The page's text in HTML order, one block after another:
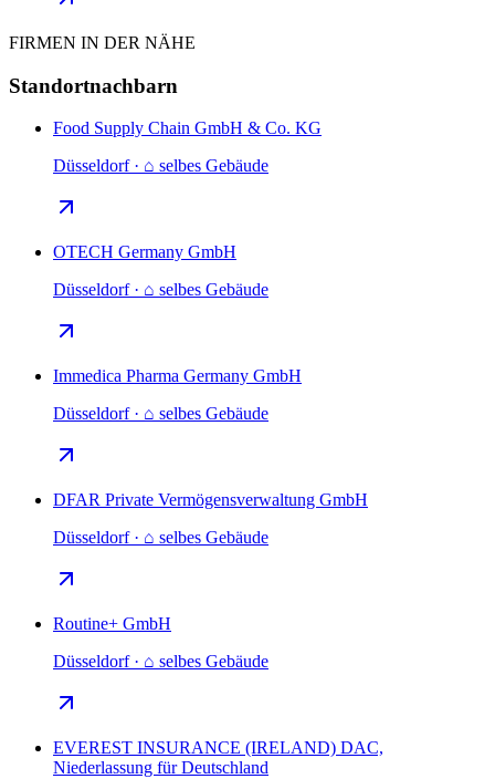
FIRMEN IN DER NÄHE
Standortnachbarn
Food Supply Chain GmbH & Co. KG
Düsseldorf · ⌂ selbes Gebäude
OTECH Germany GmbH
Düsseldorf · ⌂ selbes Gebäude
Immedica Pharma Germany GmbH
Düsseldorf · ⌂ selbes Gebäude
DFAR Private Vermögensverwaltung GmbH
Düsseldorf · ⌂ selbes Gebäude
Routine+ GmbH
Düsseldorf · ⌂ selbes Gebäude
EVEREST INSURANCE (IRELAND) DAC,
Niederlassung für Deutschland